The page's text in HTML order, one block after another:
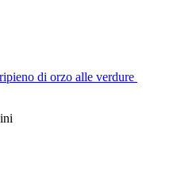
di orzo alle verdure